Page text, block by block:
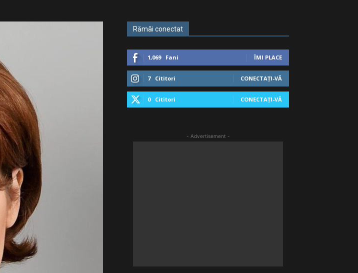
Rămâi conectat
1,069 Fani ÎMI PLACE
7 Cititori CONECTAȚI-VĂ
0 Cititori CONECTAȚI-VĂ
- Advertisement -